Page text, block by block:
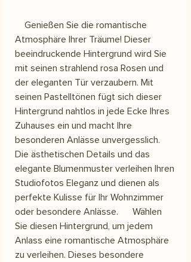
Genießen Sie die romantische
Atmosphäre Ihrer Träume! Dieser
beeindruckende Hintergrund wird Sie
mit seinen strahlend rosa Rosen und
der eleganten Tür verzaubern. Mit
seinen Pastelltönen fügt sich dieser
Hintergrund nahtlos in jede Ecke Ihres
Zuhauses ein und macht Ihre
besonderen Anlässe unvergesslich.
Die ästhetischen Details und das
elegante Blumenmuster verleihen Ihren
Studiofotos Eleganz und dienen als
perfekte Kulisse für Ihr Wohnzimmer
oder besondere Anlässe. Wählen
Sie diesen Hintergrund, um jedem
Anlass eine romantische Atmosphäre
zu verleihen. Dieses besondere